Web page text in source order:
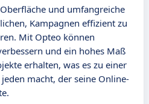
und umfangreiche
Kampagnen effizient zu
Mit Opteo können
und ein hohes Maß
erhalten, was es zu einer
macht, der seine Online-